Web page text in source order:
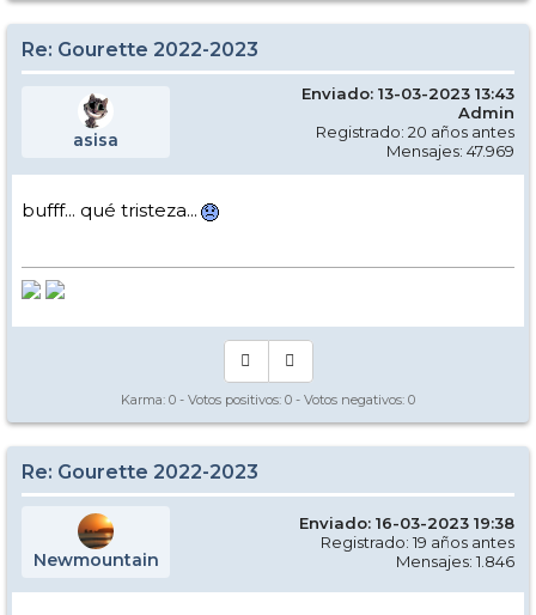
Re: Gourette 2022-2023
asisa
Enviado: 13-03-2023 13:43
Admin
Registrado: 20 años antes
Mensajes: 47.969
bufff... qué tristeza...
Karma: 0 - Votos positivos: 0 - Votos negativos: 0
Re: Gourette 2022-2023
Newmountain
Enviado: 16-03-2023 19:38
Registrado: 19 años antes
Mensajes: 1.846